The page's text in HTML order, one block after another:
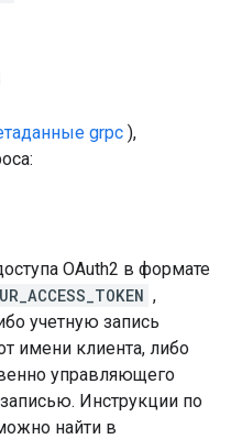
grpc ),
OAuth2 в формате
,
учетную запись
имени клиента, либо
управляющего
Инструкции по
найти в